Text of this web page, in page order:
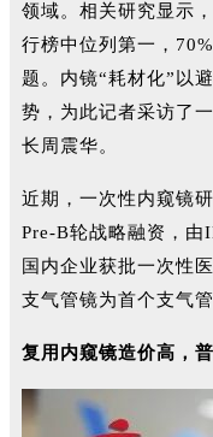
领域。相关研究显示
行榜中位列第一，
题。内镜“耗材化”以
势，为此记者采访了
长周震华。
近期，一次性内窥镜
Pre-B轮战略融资，由
国内企业获批一次性
支气管镜为首个支气
复用内窥镜造价高，